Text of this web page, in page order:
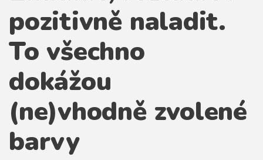
kuchyně
obývací pokoj
ložnice
zahrada
pozitivně naladit.
To všechno
dokážou
(ne)vhodně zvolené
barvy